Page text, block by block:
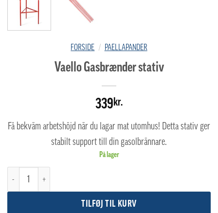
FORSIDE / PAELLAPANDER
Vaello Gasbrænder stativ
339kr.
Få bekväm arbetshöjd när du lagar mat utomhus! Detta stativ ger
stabilt support till din gasolbrännare.
På lager
Vaello Gasbrænder stativ antal
TILFØJ TIL KURV